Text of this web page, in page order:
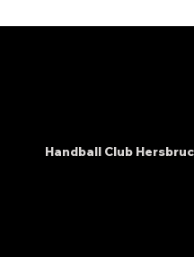
Handball Club